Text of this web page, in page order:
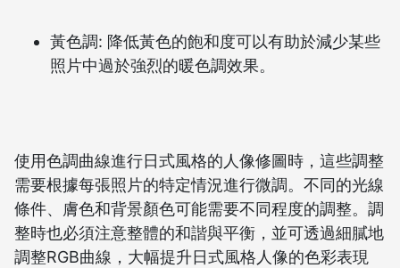
黃色調: 降低黃色的飽和度可以有助於減少某些
照片中過於強烈的暖色調效果。
使用色調曲線進行日式風格的人像修圖時，這些調整
需要根據每張照片的特定情況進行微調。不同的光線
條件、膚色和背景顏色可能需要不同程度的調整。調
整時也必須注意整體的和諧與平衡，並可透過細膩地
調整RGB曲線，大幅提升日式風格人像的色彩表現